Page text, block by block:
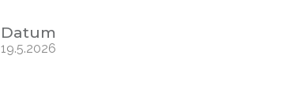
Datum
19.5.2026